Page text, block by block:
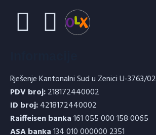
Rješenje Kantonalni Sud u Zenici U-3763/02
PDV broj:218172440002
ID broj:4218172440002
Raiffeisen banka161 055 000 158 0065
ASA banka134 010 000000 2351